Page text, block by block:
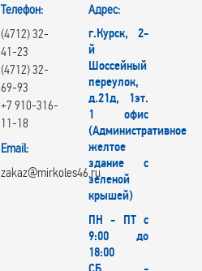
Телефон:
(4712) 32-
41-23
(4712) 32-
69-93
+7 910-316-
11-18
Email:
zakaz@mirkoles46.ru
Адрес:
г.Курск, 2-
й
Шоссейный
переулок,
д.21д, 1эт.
1 офис
(Административное
желтое
здание с
зеленой
крышей)
ПН - ПТ с
9:00 до
18:00